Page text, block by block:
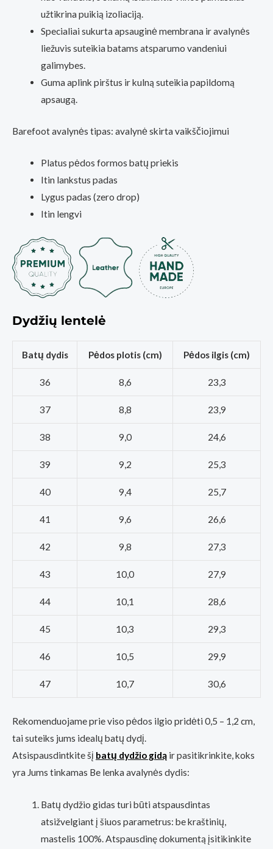
užtikrina puikią izoliaciją.
Specialiai sukurta apsauginė membrana ir avalynės
liežuvis suteikia batams atsparumo vandeniui
galimybes.
Guma aplink pirštus ir kulną suteikia papildomą
apsaugą.
Barefoot avalynės tipas: avalynė skirta vaikščiojimui
Platus pėdos formos batų priekis
Itin lankstus padas
Lygus padas (zero drop)
Itin lengvi
Dydžių lentelė
Batų dydis Pėdos plotis (cm) Pėdos ilgis (cm)
36 8,6 23,3
37 8,8 23,9
38 9,0 24,6
39 9,2 25,3
40 9,4 25,7
41 9,6 26,6
42 9,8 27,3
43 10,0 27,9
44 10,1 28,6
45 10,3 29,3
46 10,5 29,9
47 10,7 30,6
Rekomenduojame prie viso pėdos ilgio pridėti 0,5 – 1,2 cm,
tai suteiks jums idealų batų dydį.
Atsispausdintkite šį batų dydžio gidą ir pasitikrinkite, koks
yra Jums tinkamas Be lenka avalynės dydis:
Batų dydžio gidas turi būti atspausdintas
atsižvelgiant į šiuos parametrus: be kraštinių,
mastelis 100%. Atspausdinę dokumentą įsitikinkite